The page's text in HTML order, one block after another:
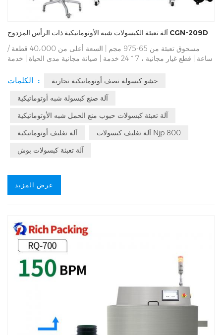
آلة تعبئة الكبسولات شبه الأوتوماتيكية ذات الرأس المزدوج CGN-209D
مسحوق تعبئة من 65-975 مجم | السعة أعلى من 40،000 قطعة /
ساعة | قطع غيار مجانية ، 7 * 24 خدمة | صيانة مجانية مدى الحياة | خدمة
مجموعة | أفضل 500 مورد في العالم | مرت SGS ، CE ، ISO ، Gmp |
29 عامًا من الخبرة في التصنيع | جودة عالية ، عملية سهلة
الكلمات :
حشو كبسولة نصف أوتوماتيكية تجارية
آلة صنع كبسولة شبه أوتوماتيكية
آلة تعبئة كبسولات حبوب منع الحمل شبه الأوتوماتيكية
آلة تغليف أوتوماتيكية
آلة تغليف كبسولات Njp 800
آلة تعبئة كبسولات بوش
عرض المزيد